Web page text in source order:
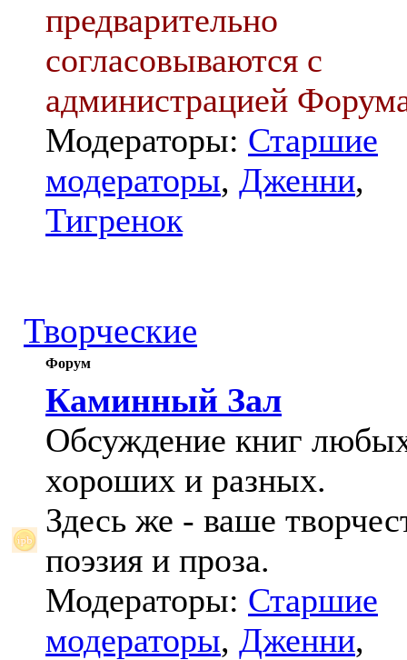
предварительно
согласовываются с
администрацией
Модераторы: Старшие
модераторы, Дженни,
Тигренок
Творческие
Форум
Каминный Зал
Обсуждение книг
хороших и разных.
Здесь же - ваше
поэзия и проза.
Модераторы: Старшие
модераторы, Дженни,